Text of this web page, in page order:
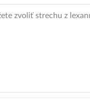
zvoliť strechu z